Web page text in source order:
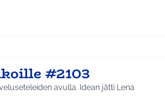
Hyvinvointi ja yhteisöllisyys
#2103
avulla. Idean jätti Lena